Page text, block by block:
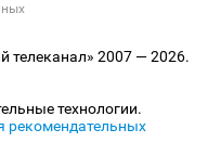
2007 — 2026.
технологии.
рекомендательных